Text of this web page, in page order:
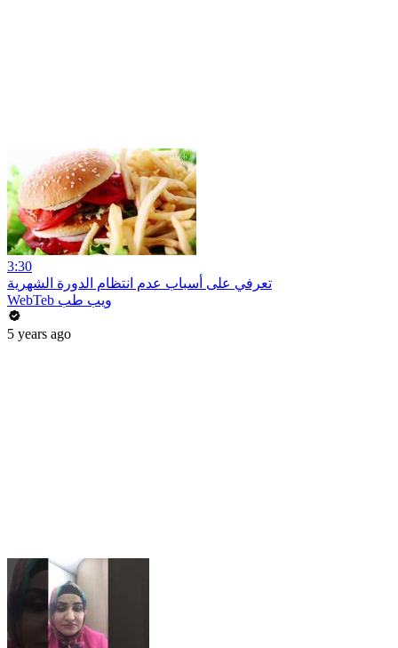
3:30
تعرفي على أسباب عدم انتظام الدورة الشهرية
WebTeb ويب طب
5 years ago